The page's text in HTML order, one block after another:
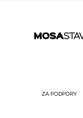
ZA PODPORY